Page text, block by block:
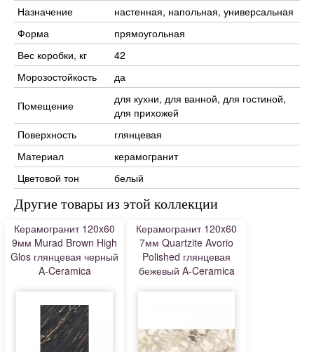
Назначение
настенная, напольная, универсальная
Форма
прямоугольная
Вес коробки, кг
42
Морозостойкость
да
Помещение
для кухни, для ванной, для гостиной,
для прихожей
Поверхность
глянцевая
Материал
керамогранит
Цветовой тон
белый
Другие товары из этой коллекции
Керамогранит 120x60
9мм Murad Brown High
Glos глянцевая черный
A-Ceramica
Керамогранит 120x60
7мм Quartzite Avorio
Polished глянцевая
бежевый A-Ceramica